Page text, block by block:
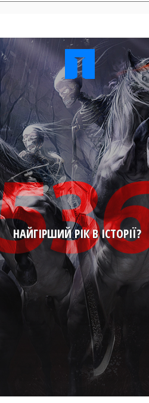
НАЙГІРШИЙ РІК В ІСТОРІЇ?